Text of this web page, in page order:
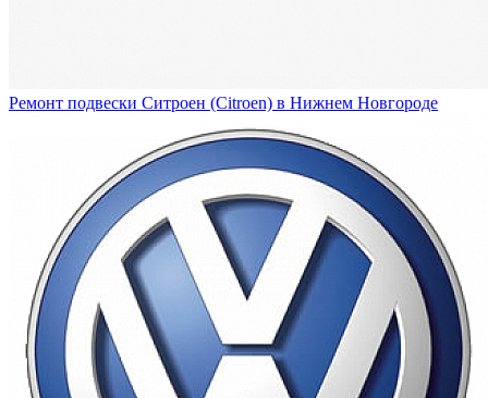
Ремонт подвески Ситроен (Citroen) в Нижнем Новгороде